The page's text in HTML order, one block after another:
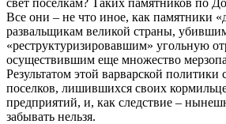
свет поселкам? Таких памятников по
Все они – не что иное, как памятники
развальщикам великой страны,
«реструктуризировавшим» угольную
осуществившим еще множество
Результатом этой варварской политики
поселков, лишившихся своих
предприятий, и, как следствие –
забывать нельзя.